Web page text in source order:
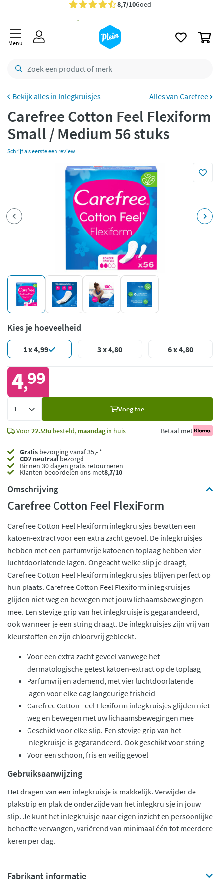
Gratisbezorging vanaf 35,- *
besteld,maandag
retourneren
CO2 neutraal
Betaal met Klarna
Menu
Inlegkruisjes Alles van Carefree
Carefree Cotton Feel Flexiform
Small / Medium 56 stuks
Schrijf als eerste een review
Kies je hoeveelheid
1 x 4,99 3 x 4,80 6 x 4,80
4,99
Voeg toe
Voor22.59u besteld, maandagin huis Betaal met
Gratis bezorging vanaf 35,- *
CO2 neutraalbezorgd
Binnen 30 dagen gratis retourneren
Klanten beoordelen ons met8,7/10
Omschrijving
Carefree Cotton Feel FlexiForm
Carefree Cotton Feel Flexiform inlegkruisjes bevatten een
katoen-extract voor een extra zacht gevoel. De inlegkruisjes
hebben met een parfumvrije katoenen toplaag hebben vier
luchtdoorlatende lagen. Ongeacht welke slip je draagt,
Carefree Cotton Feel Flexiform inlegkruisjes blijven perfect op
hun plaats. Carefree Cotton Feel Flexiform inlegkruisjes
glijden niet weg en bewegen met jouw lichaamsbewegingen
mee. Een stevige grip van het inlegkruisje is gegarandeerd,
ook wanneer je een string draagt. De inlegkruisjes zijn vrij van
kleurstoffen en zijn chloorvrij gebleekt.
Voor een extra zacht gevoel vanwege het
dermatologische getest katoen-extract op de toplaag
Parfumvrij en ademend, met vier luchtdoorlatende
lagen voor elke dag langdurige frisheid
Carefree Cotton Feel Flexiform inlegkruisjes glijden niet
weg en bewegen met uw lichaamsbewegingen mee
Geschikt voor elke slip. Een stevige grip van het
inlegkruisje is gegarandeerd. Ook geschikt voor string
Voor een schoon, fris en veilig gevoel
Gebruiksaanwijzing
Het dragen van een inlegkruisje is makkelijk. Verwijder de
plakstrip en plak de onderzijde van het inlegkruisje in jouw
slip. Je kunt het inlegkruisje naar eigen inzicht en persoonlijke
behoefte vervangen, variërend van minimaal één tot meerdere
keren per dag.
Fabrikant informatie